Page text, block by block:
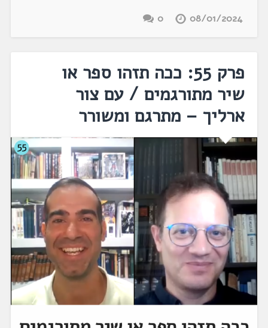
08/01/2024
0
פרק 55: ככה תזהו ספר או
שיר מתורגמים / עם צור
ארליך – מתרגם ומשורר